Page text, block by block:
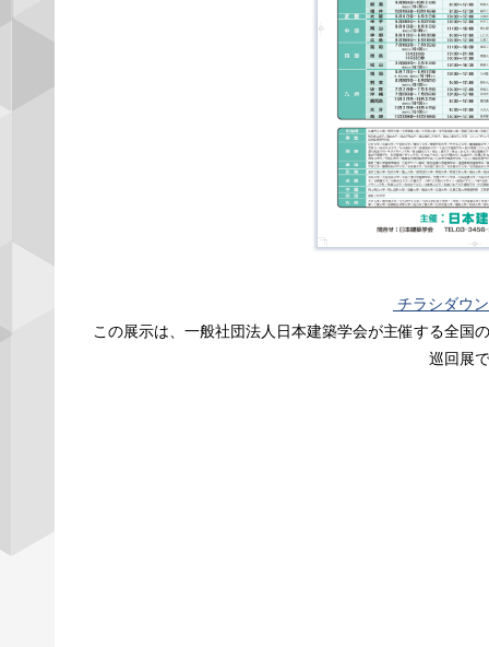
チラシダウ
この展示は、一般社団法人日本建築学会が主催する全国
巡回展